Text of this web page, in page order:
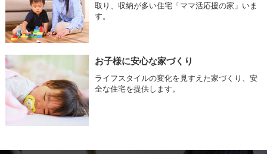
取り、収納が多い住宅「ママ活応援の家」いま
す。
お子様に安心な家づくり
ライフスタイルの変化を見すえた家づくり、安
全な住宅を提供します。